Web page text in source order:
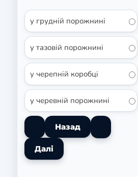
у грудній порожнині
у тазовій порожнині
у черепній коробці
у черевній порожнині